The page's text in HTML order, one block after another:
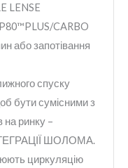
LENSE
CARBO
або запотівання
спуску
бути сумісними з
на ринку –
ШОЛОМА.
циркуляцію